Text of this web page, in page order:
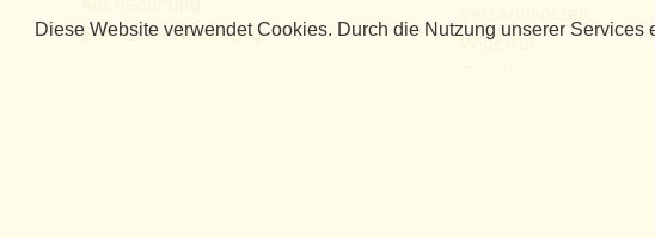
COOKIE-
Diese Website verwendet Cookies. Durch die Nutzung unserer
Bar /EC bei Abholung
Widerruf